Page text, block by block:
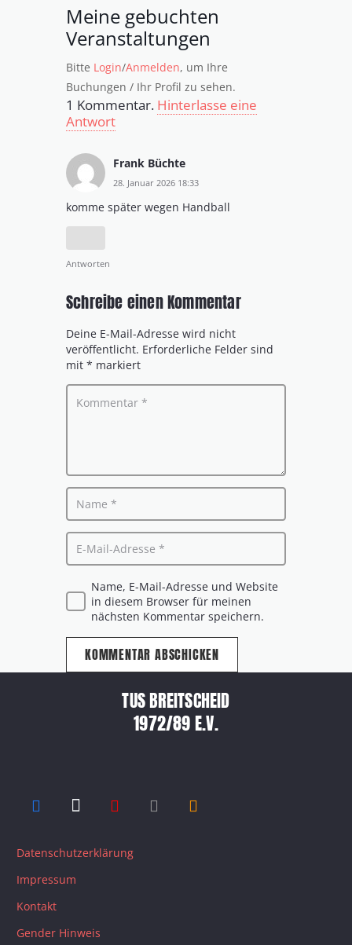
Meine gebuchten
Veranstaltungen
Bitte Login/Anmelden, um Ihre
Buchungen / Ihr Profil zu sehen.
1 Kommentar. Hinterlasse eine
Antwort
Frank Büchte
28. Januar 2026 18:33
komme später wegen Handball
Antworten
Schreibe einen Kommentar
Deine E-Mail-Adresse wird nicht
veröffentlicht. Erforderliche Felder sind
mit * markiert
Name, E-Mail-Adresse und Website
in diesem Browser für meinen
nächsten Kommentar speichern.
KOMMENTAR ABSCHICKEN
TUS BREITSCHEID
1972/89 E.V.
Datenschutzerklärung
Impressum
Kontakt
Gender Hinweis